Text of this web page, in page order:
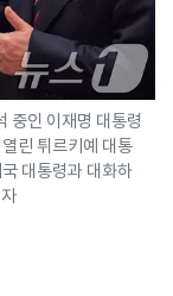
중인 이재명 대통령
린 튀르키예 대통
대통령과 대화하